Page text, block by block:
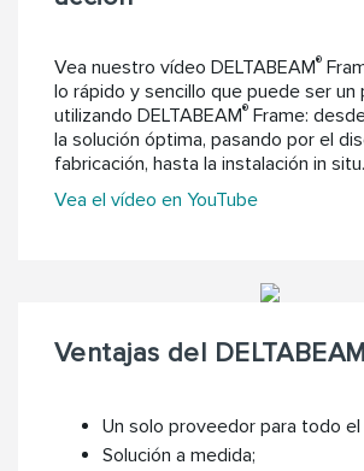
Vea nuestro vídeo DELTABEAM®
lo rápido y sencillo que puede ser un
utilizando DELTABEAM® Frame:
la solución óptima, pasando por el
fabricación, hasta la instalación in situ.
Vea el vídeo en YouTube
Ventajas del DELTABEAM
Un solo proveedor para todo
Solución a medida;